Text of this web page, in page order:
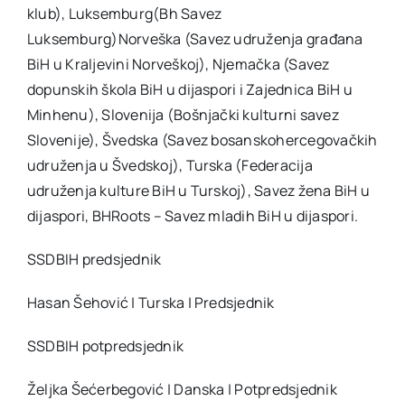
klub), Luksemburg(Bh Savez
Luksemburg)Norveška (Savez udruženja građana
BiH u Kraljevini Norveškoj), Njemačka (Savez
dopunskih škola BiH u dijaspori i Zajednica BiH u
Minhenu), Slovenija (Bošnjački kulturni savez
Slovenije), Švedska (Savez bosanskohercegovačkih
udruženja u Švedskoj), Turska (Federacija
udruženja kulture BiH u Turskoj), Savez žena BiH u
dijaspori, BHRoots – Savez mladih BiH u dijaspori.
SSDBIH predsjednik
Hasan Šehović | Turska | Predsjednik
SSDBIH potpredsjednik
Željka Šećerbegović | Danska | Potpredsjednik